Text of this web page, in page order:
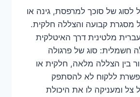
לסוג של סוכך למרפסת, גינה או
מסגרת קבועה והצללה חלקית.
מלטינית דרך האיטלקית
חשמלית: סוג של פרגולה
בין הצללה מלאה, חלקית או
ללקוח לא להסתפק
ומעניקה לו את היכולת